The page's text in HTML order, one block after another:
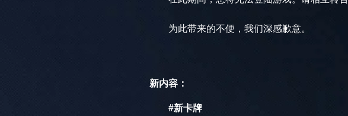
为此带来的不便，我们深感歉意。
新内容：
#新卡牌